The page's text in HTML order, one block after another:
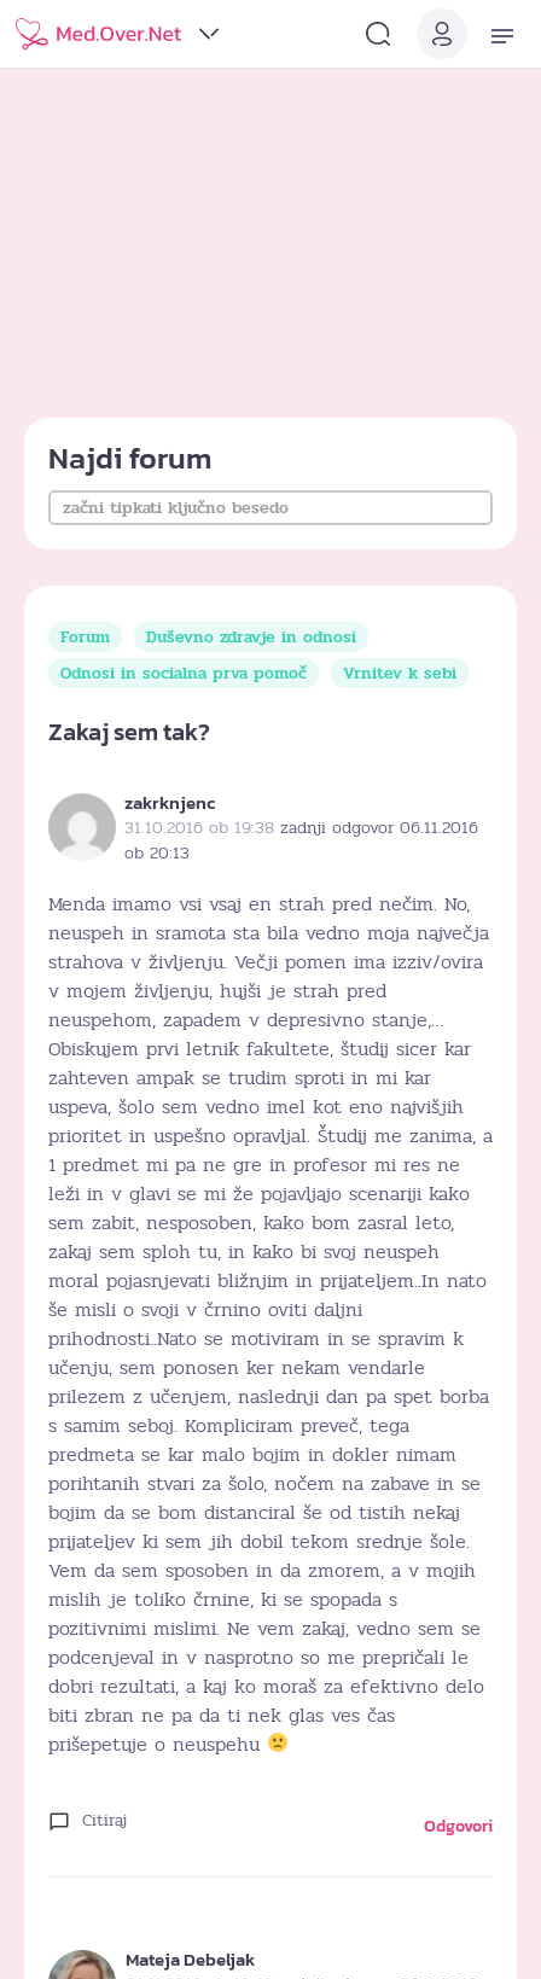
Najdi forum
Forum
Duševno zdravje in odnosi
Odnosi in socialna prva pomoč
Vrnitev k sebi
Zakaj sem tak?
zakrknjenc
31.10.2016 ob 19:38 zadnji odgovor 06.11.2016
ob 20:13
Menda imamo vsi vsaj en strah pred nečim. No,
neuspeh in sramota sta bila vedno moja največja
strahova v življenju. Večji pomen ima izziv/ovira
v mojem življenju, hujši je strah pred
neuspehom, zapadem v depresivno stanje,…
Obiskujem prvi letnik fakultete, študij sicer kar
zahteven ampak se trudim sproti in mi kar
uspeva, šolo sem vedno imel kot eno najvišjih
prioritet in uspešno opravljal. Študij me zanima, a
1 predmet mi pa ne gre in profesor mi res ne
leži in v glavi se mi že pojavljajo scenariji kako
sem zabit, nesposoben, kako bom zasral leto,
zakaj sem sploh tu, in kako bi svoj neuspeh
moral pojasnjevati bližnjim in prijateljem..In nato
še misli o svoji v črnino oviti daljni
prihodnosti..Nato se motiviram in se spravim k
učenju, sem ponosen ker nekam vendarle
prilezem z učenjem, naslednji dan pa spet borba
s samim seboj. Kompliciram preveč, tega
predmeta se kar malo bojim in dokler nimam
porihtanih stvari za šolo, nočem na zabave in se
bojim da se bom distanciral še od tistih nekaj
prijateljev ki sem jih dobil tekom srednje šole.
Vem da sem sposoben in da zmorem, a v mojih
mislih je toliko črnine, ki se spopada s
pozitivnimi mislimi. Ne vem zakaj, vedno sem se
podcenjeval in v nasprotno so me prepričali le
dobri rezultati, a kaj ko moraš za efektivno delo
biti zbran ne pa da ti nek glas ves čas
prišepetuje o neuspehu
Citiraj Odgovori
Mateja Debeljak